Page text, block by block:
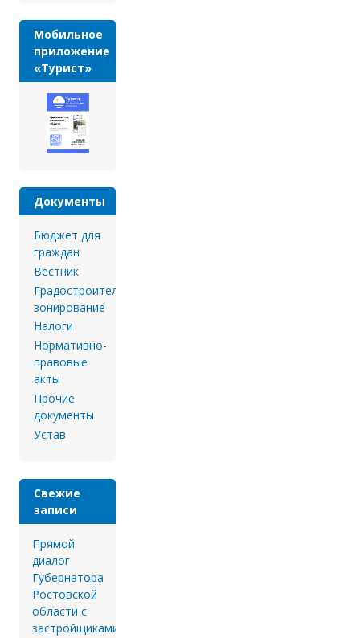
Мобильное
приложение
«Турист»
Документы
Бюджет для
граждан
Вестник
Градостроительное
зонирование
Налоги
Нормативно-
правовые
акты
Прочие
документы
Устав
Свежие
записи
Прямой
диалог
Губернатора
Ростовской
области с
застройщиками.